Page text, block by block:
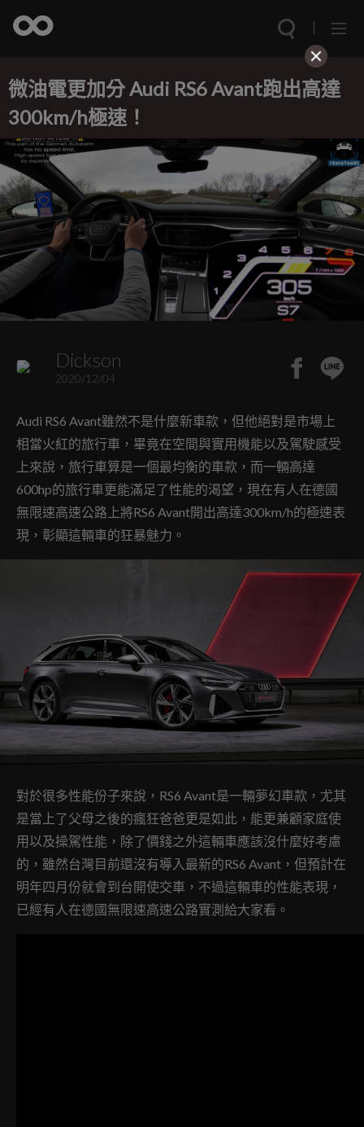
微油電更加分 Audi RS6 Avant跑出高達
300km/h極速！
Dickson
2020/12/04
Audi RS6 Avant雖然不是什麼新車款，但他絕對是市場上
相當火紅的旅行車，畢竟在空間與實用機能以及駕駛感受
上來說，旅行車算是一個最均衡的車款，而一輛高達
600hp的旅行車更能滿足了性能的渴望，現在有人在德國
無限速高速公路上將RS6 Avant開出高達300km/h的極速表
現，彰顯這輛車的狂暴魅力。
對於很多性能份子來說，RS6 Avant是一輛夢幻車款，尤其
是當上了父母之後的瘋狂爸爸更是如此，能更兼顧家庭使
用以及操駕性能，除了價錢之外這輛車應該沒什麼好考慮
的，雖然台灣目前還沒有導入最新的RS6 Avant，但預計在
明年四月份就會到台開使交車，不過這輛車的性能表現，
已經有人在德國無限速高速公路實測給大家看。